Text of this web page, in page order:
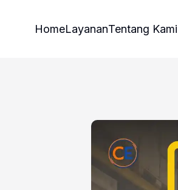
HomeLayananTentang Kami